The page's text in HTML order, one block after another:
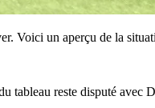
Voici un aperçu de la
tableau reste disputé avec